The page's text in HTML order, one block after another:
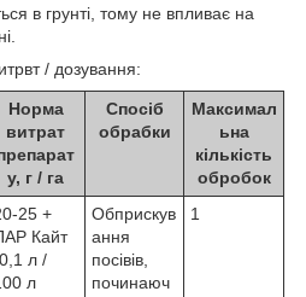
в грунті, тому не впливає на
/ дозування:
Норма
витрат
у, г / га
Спосіб
обрабки
Максимал
ьна
кількість
обробок
25 +
Кайт
л /
л
Обприскув
ання
посівів,
починаюч
1